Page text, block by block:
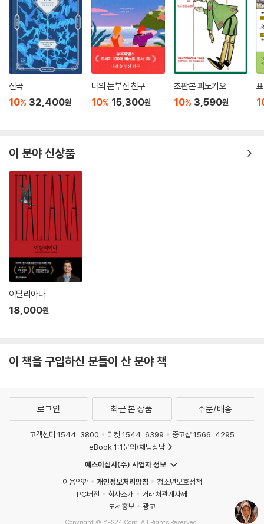
소설의 이야기는 코지마라는 소녀의 성장담이 주축을 이룬다. 좋은 남편을
만나 결혼하는 것만이 여자의 ‘유일한 운명’이었던 시대에 코지마는 글쓰
기를 멈추지 않았고 결국 작가로서 빛을 보게 된다. 수많은 벽에 부딪히면
서도 농부와 목동이었던 조상들의 강인한 영혼을 지녔음을 굳게 믿으며 코
지마는 내면의 빛을 따라간다. 코지마가 들려주는 가족과 이웃들의 시시콜
콜한 이야기, 두근거리는 첫사랑 이야기, 신비로운 전설들을 듣노라면 어
느새 책장이 술술 넘어간다. 우리의 삶과 방식만 다를 뿐 본질적으로는 크
게 다르지 않음이 놀라울 따름이다. 백여 년을 뛰어넘는 시공의 차이에도
또 다른 이야기의 축은 황홀함과 쓸쓸함이 공존하는 사르데냐 섬의 풍광이
다. 에메랄드빛 바다와 험준한 바위산들, 초록이 만발한 숲과 척박한 황무
지로 이루어진 반어법적인 고향의 모습은 죽는 날까지 그녀를 사로잡았다.
마침내 꿈을 이루고 그토록 가고 싶었던 로마에서 평생 글을 쓰며 살았음
에도 그녀의 시선은 늘 그곳으로 향했고 소설 속에는 사르데냐의 자연과
사람들의 모습이 빠짐없이 등장한다. 노년에 접어든 작가는 『코지마』에서
비상한 기억력으로 어린 시절을 보낸 마을과 산과 바다의 풍경을 손에 잡
힐 듯 묘사한다. 어린 코지마의 손을 꼭 붙잡고 요정과 거인들이 산다는 전
설적인 숲을 노니는 듯한 기분에 빠져들게 된다.
이야기를 끝마칠 때 즈음, 코지마는 외할머니 꿈을 꾼다. 할머니를 떠올릴
지 못했다는 후회가 밀려온다. 세상을 떠난 나의 외할머니 또한 코지마의
머니를 위해 손수 만든 앉은뱅이책상이 놓여있다. 서랍을 열고 녹슨 가위
은 것일까. “너무 예쁘세요, 할머니. 진짜 요정 같아요.” 코지마가 말한다.
그녀와 나의 꿈속에 찾아온 할머니들은 요정처럼 작고 아름답다.
“요정들은 수 천 년 전부터 산에 있는 동굴에 모여 살고 있다. 금으로 짠 그
물로 매와 바람과 구름 그리고 사람들의 꿈을 잡아들이며.”
작가의 유년 시절에 대한 독특한 초상. Belles Lettres, Spring 1990
신곡
10% 32,400원
나의 눈부신 친구
10% 15,300원
초판본 피노키오
10% 3,590원
이 분야 신상품
이탈리아나
18,000원
이 책을 구입하신 분들이 산 분야 책
로그인 최근 본 상품 주문/배송
고객센터 1544-3800 티켓 1544-6399
중고샵 1566-4295
eBook 1:1문의/채팅상담
예스이십사(주) 사업자 정보
이용약관
개인정보처리방침
청소년보호정책
PC버전
회사소개
거래처관계자께
도서홍보
광고